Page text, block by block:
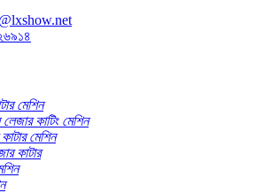
মেশিন
কাটিং মেশিন
মেশিন
কাটার